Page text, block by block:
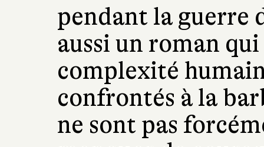
pendant la guerre
aussi un roman
complexité
confrontés à la
ne sont pas